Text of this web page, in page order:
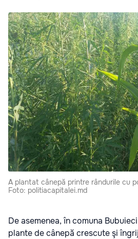
A plantat cânepă printre rândurile cu
Foto: politiacapitalei.md
De asemenea, în comuna
plante de cânepă crescute şi